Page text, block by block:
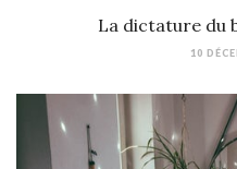
La dictature du
10